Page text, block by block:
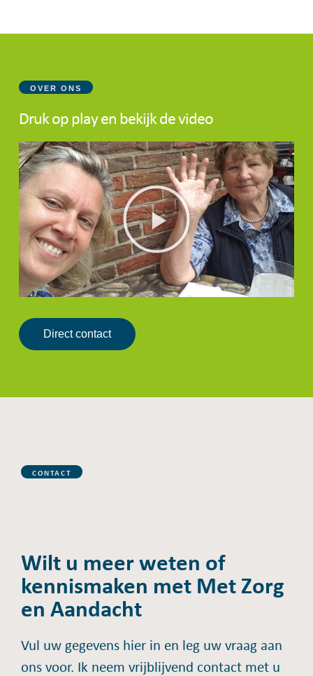
OVER ONS
Druk op play en bekijk de video
Direct contact
CONTACT
Wilt u meer weten of
kennismaken met Met Zorg
en Aandacht
Vul uw gegevens hier in en leg uw vraag aan
ons voor. Ik neem vrijblijvend contact met u